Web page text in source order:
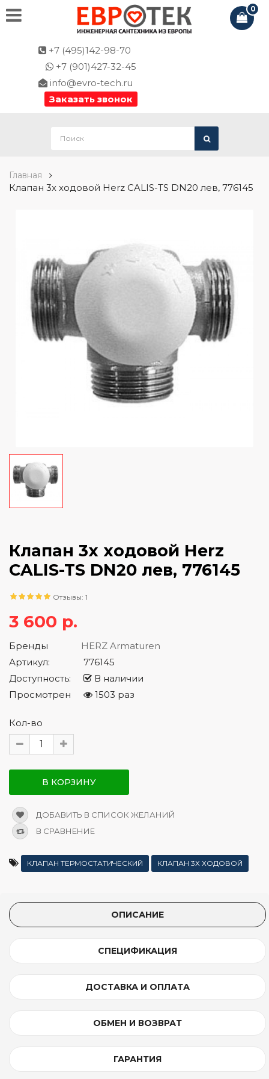
+7 (495)142-98-70
+7 (901)427-32-45
info@evro-tech.ru
Заказать звонок
0
Главная
Клапан 3х ходовой Herz CALIS-TS DN20 лев, 776145
Клапан 3х ходовой Herz
CALIS-TS DN20 лев, 776145
Отзывы: 1
3 600 р.
Бренды
HERZ Armaturen
Артикул:
776145
Доступность:
В наличии
Просмотрен
1503 раз
Кол-во
В КОРЗИНУ
ДОБАВИТЬ В СПИСОК ЖЕЛАНИЙ
В СРАВНЕНИЕ
КЛАПАН ТЕРМОСТАТИЧЕСКИЙ КЛАПАН 3Х ХОДОВОЙ
ОПИСАНИЕ
СПЕЦИФИКАЦИЯ
ДОСТАВКА И ОПЛАТА
ОБМЕН И ВОЗВРАТ
ГАРАНТИЯ